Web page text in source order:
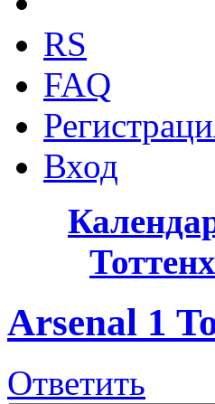
RS
FAQ
Вход
Arsenal 1
Ответить